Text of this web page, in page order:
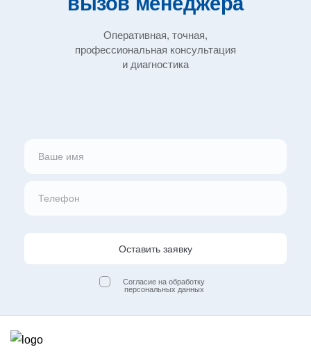
Оперативная, точная,
профессиональная консультация
и диагностика
Оставить заявку
Согласие на обработку
персональных данных